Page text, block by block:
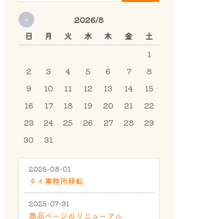
<
2026/8
日
月 火 水 木 金
土
1
2
3 4 5 6 7
8
9
10 11 12 13 14
15
16
17 18 19 20 21
22
23
24 25 26 27 28
29
30
31
2025-08-01
タイ事務所移転
2025-07-31
商品ページのリニューアル